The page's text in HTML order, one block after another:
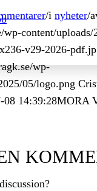
/i nyheter/
wp-content/
v29-2026-
wp-
05/logo.png
08 14:39:28MORA